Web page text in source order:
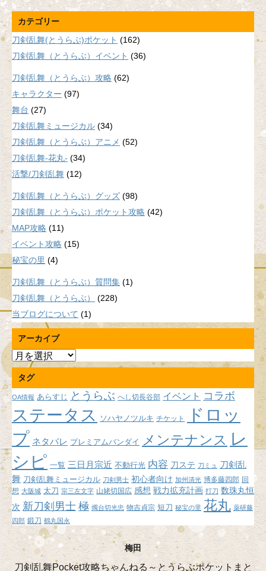
カテゴリー
刀剣乱舞(とうらぶ)ポケット (162)
刀剣乱舞（とうらぶ）イベント (36)
刀剣乱舞（とうらぶ）攻略 (62)
キャラクター (97)
舞台 (27)
刀剣乱舞ミュージカル (34)
刀剣乱舞（とうらぶ）アニメ (52)
刀剣乱舞-花丸- (34)
活撃/刀剣乱舞 (12)
刀剣乱舞（とうらぶ）グッズ (98)
刀剣乱舞（とうらぶ）ポケット攻略 (42)
MAP攻略 (11)
イベント攻略 (15)
秘宝の里 (4)
刀剣乱舞（とうらぶ）質問集 (1)
刀剣乱舞（とうらぶ）
(228)
当ブログについて (1)
アーカイブ
ア
ー
カ
イ
ブ
タグ
OA情報 あらすじ とうらぶ へし切長谷部 イベント コラボ
ステータス ソハヤノツルキ チケット
ドロッ
プ ネタバレ プレミアムバンダイ メンテナンス レ
シピ 一覧 三日月宗近 不動行光 内容 刀ステ 刀ミュ
刀剣乱
舞 刀剣乱舞ミュージカル 刀剣男士 初心者向け 加州清光 博多藤四郎 回
想 大阪城 太刀 宗三左文字 山姥切国広 感想 戦力拡充計画 打刀 数珠丸恒
次 新刀剣男士 極 燭台切光忠 物吉貞宗 短刀 秘宝の里 花丸 薬研藤
四郎 鍛刀 鶴丸国永
梅田
刀剣乱舞Pocket攻略ちゃんねる～とうらぶポケットまと